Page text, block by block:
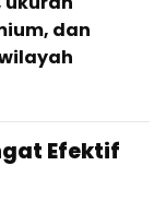
dan
Efektif